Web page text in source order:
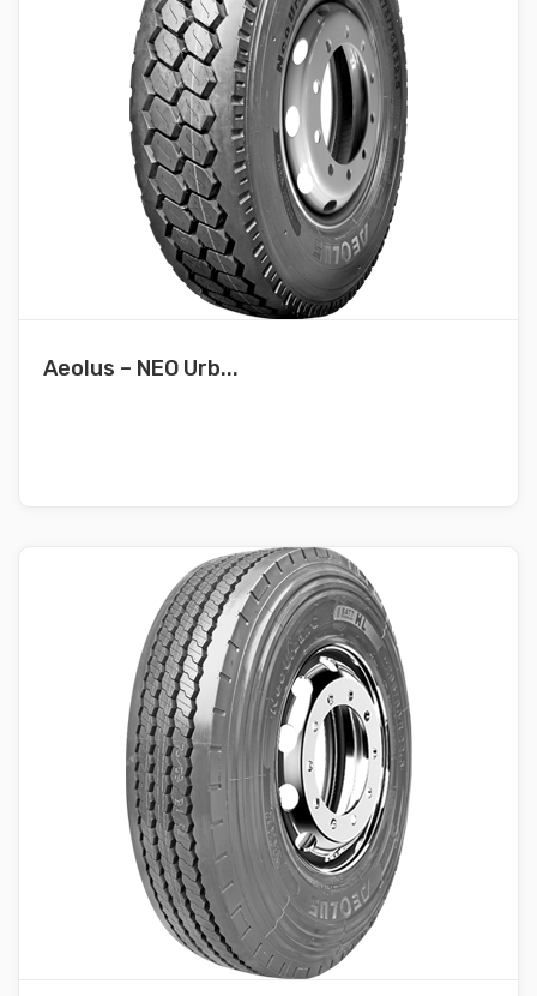
Aeolus – NEO Urb...